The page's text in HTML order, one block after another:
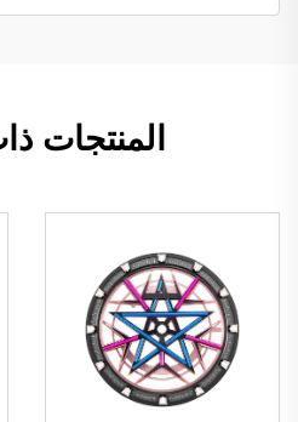
المنتجات